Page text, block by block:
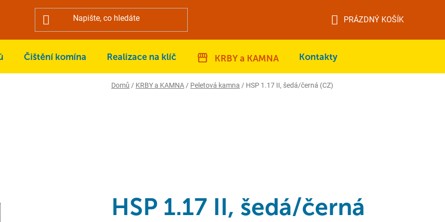
KOŠÍK
PRÁZDNÝ KOŠÍK
Čištění komína Realizace na klíč KRBY a KAMNA Kontakty
Domů / KRBY a KAMNA / Peletová kamna / HSP 1.17 II, šedá/černá (CZ)
HSP 1.17 II, šedá/černá